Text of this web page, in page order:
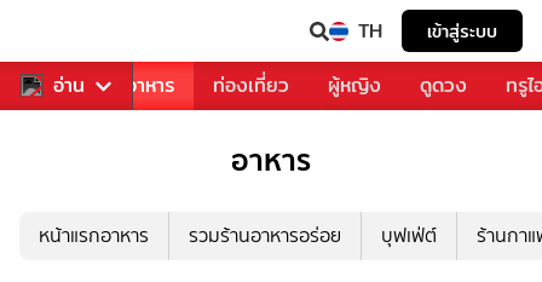
TH เข้าสู่ระบบ
อ่าน
การเพลง อาหาร ท่องเที่ยว ผู้หญิง ดูดวง ทรู
อาหาร
หน้าแรกอาหาร รวมร้านอาหารอร่อย บุฟเฟ่ต์ ร้านกา